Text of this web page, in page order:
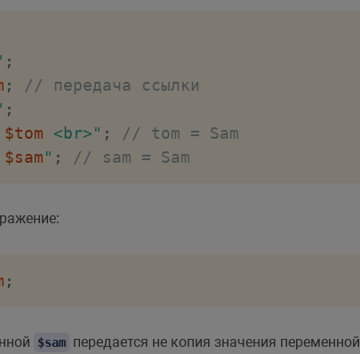
;
;
// передача ссылки
;
$tom <br>" ;
// tom = Sam
$sam" ; // sam = Sam
;
$sam передается не копия значения переменной